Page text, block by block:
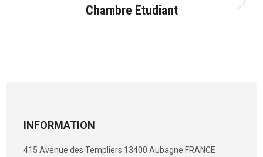
Projets
Chambre Etudiant
INFORMATION
415 Avenue des Templiers 13400 Aubagne FRANCE